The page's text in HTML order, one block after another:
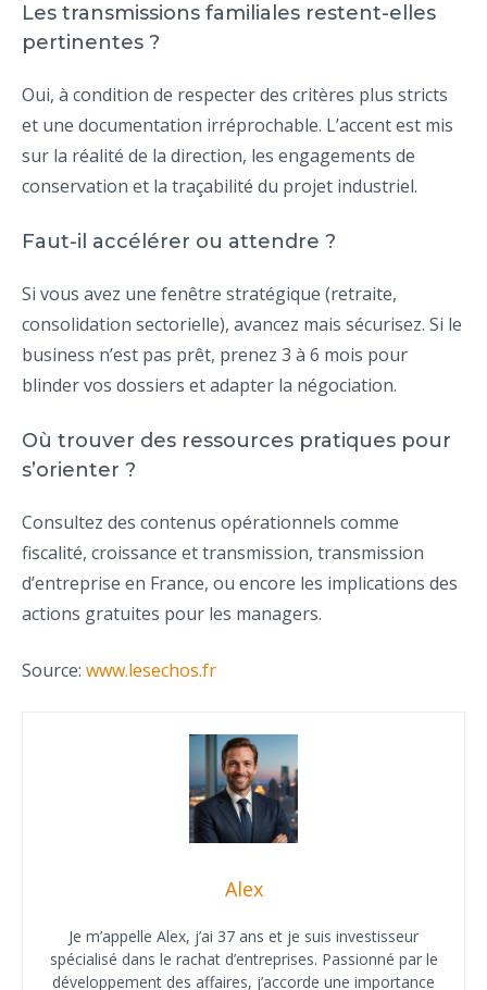
Les transmissions familiales restent-elles
pertinentes ?
Oui, à condition de respecter des critères plus stricts
et une documentation irréprochable. L’accent est mis
sur la réalité de la direction, les engagements de
conservation et la traçabilité du projet industriel.
Faut-il accélérer ou attendre ?
Si vous avez une fenêtre stratégique (retraite,
consolidation sectorielle), avancez mais sécurisez. Si le
business n’est pas prêt, prenez 3 à 6 mois pour
blinder vos dossiers et adapter la négociation.
Où trouver des ressources pratiques pour
s’orienter ?
Consultez des contenus opérationnels comme
fiscalité, croissance et transmission, transmission
d’entreprise en France, ou encore les implications des
actions gratuites pour les managers.
Source: www.lesechos.fr
Alex
Je m’appelle Alex, j’ai 37 ans et je suis investisseur
spécialisé dans le rachat d’entreprises. Passionné par le
développement des affaires, j’accorde une importance